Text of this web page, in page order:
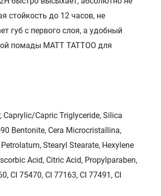
стойкость до 12 часов, не
губ с первого слоя, а удобный
помады MATT TATTOO для
Capric Triglyсeride, Silica
Bentonite, Cera Microcristallina,
Stearyl Stearate, Hexylene
Acid, Citric Acid, Propylparaben,
CI 75470, CI 77163, CI 77491, CI